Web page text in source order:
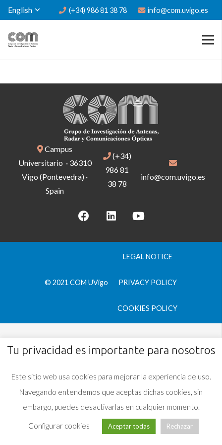
English (+34) 986 81 38 78 info@com.uvigo.es
Campus
Universitario · 36310
Vigo (Pontevedra) ·
Spain
(+34)
986 81
38 78
info@com.uvigo.es
© 2021 COM UVigo
LEGAL NOTICE
PRIVACY POLICY
COOKIES POLICY
Tu privacidad es importante para nosotros
Este sitio web usa cookies para mejorar la experiencia de uso.
Navegando entendemos que aceptas dichas cookies, sin
embargo, puedes desactivarlas en cualquier momento.
Configurar cookies Aceptar todas Rechazar